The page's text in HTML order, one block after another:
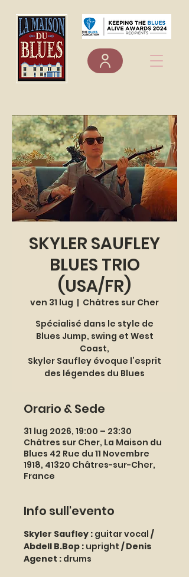
SKYLER SAUFLEY
BLUES TRIO
(USA/FR)
ven 31 lug
  |
Châtres sur Cher
Spécialisé dans le style de
Blues Jump, swing et West
Coast,
Skyler Saufley évoque l’esprit
des légendes du Blues
Orario & Sede
31 lug 2026, 19:00 – 23:30
Châtres sur Cher, La Maison du
Blues 42 Rue du 11 Novembre
1918, 41320 Châtres-sur-Cher,
France
Info sull'evento
Skyler Saufley : guitar vocal /
Abdell B.Bop : upright / Denis
Agenet : drums